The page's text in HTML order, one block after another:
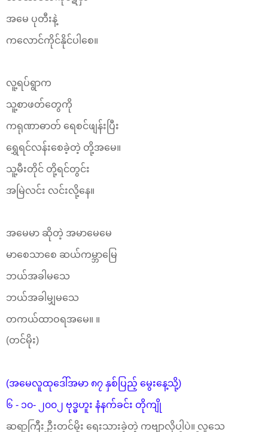
အမေ ပုတီးနဲ့
ကလောင်ကိုင်နိုင်ပါစေ။
လူ့ရပ်ရွာက
သူ့စာဖတ်တွေကို
ကရုဏာဓာတ် ရေစင်ဖျန်းပြီး
ရွှေရင်လန်းစေခဲ့တဲ့ တို့အမေ။
သူ့မီးတိုင် တို့ရင်တွင်း
အမြဲလင်း လင်းလို့နေ။
အမေမာ ဆိုတဲ့ အမာမေမေ
မာစေသာစေ ဆယ်ကမ္ဘာမြေ
ဘယ်အခါမသေ
ဘယ်အခါမျှမသေ
တကယ်ထာဝရအမေ။ ။
(တင်မိုး)
(အမေလူထုဒေါ်အမာ ၈၇ နှစ်ပြည့် မွေးနေ့သို့)
၆ - ၁၀- ၂၀၀၂ ဗုဒ္ဓဟူး နံနက်ခင်း တိုကျို
ဆရာကြီး ဦးတင်မိုး ရေးသားခဲ့တဲ့ ကဗျာလိုပါပဲ။ လူသေ